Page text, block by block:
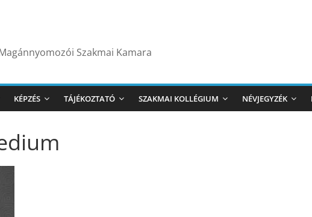
Szakmai Kamara
KÉPZÉS TÁJÉKOZTATÓ SZAKMAI KOLLÉGIUM NÉVJEGYZÉK